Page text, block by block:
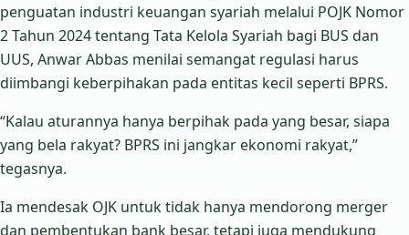
penguatan industri keuangan syariah melalui POJK Nomor
2 Tahun 2024 tentang Tata Kelola Syariah bagi BUS dan
UUS, Anwar Abbas menilai semangat regulasi harus
diimbangi keberpihakan pada entitas kecil seperti BPRS.
“Kalau aturannya hanya berpihak pada yang besar, siapa
yang bela rakyat? BPRS ini jangkar ekonomi rakyat,”
tegasnya.
Ia mendesak OJK untuk tidak hanya mendorong merger
dan pembentukan bank besar, tetapi juga mendukung